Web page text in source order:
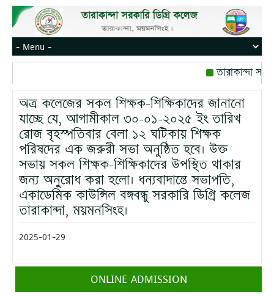
তারাকান্দা
রোজ বৃহস্পতিবার।
মোবাইল নম্বর:
অত্র কলেজের সকল শিক্ষক-শিক্ষিকাদের জানানো
যাচ্ছে যে, আগামীকাল ৩০-০১-২০২৫ ইং তারিখ
রোজ বৃহস্পতিবার বেলা ১২ ঘটিকায় শিক্ষক
পরিষদের এক জরুরী সভা অনুষ্ঠিত হবে। উক্ত
সভায় সকল শিক্ষক-শিক্ষিকাদের উপস্থিত থাকার
জন্য অনুরোধ করা হলো। ধন্যবাদান্তে সভাপতি,
একাডেমিক কাউন্সিল বঙ্গবন্ধু সরকারি ডিগ্রি কলেজ
তারাকান্দা, ময়মনসিংহ।
2025-01-29
ONLINE ADMISSION